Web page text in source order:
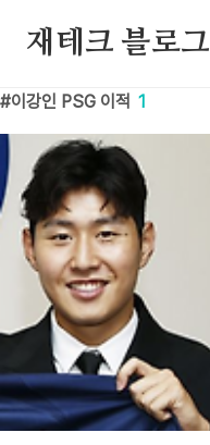
재테크 블로그
이강인 PSG 이적 1